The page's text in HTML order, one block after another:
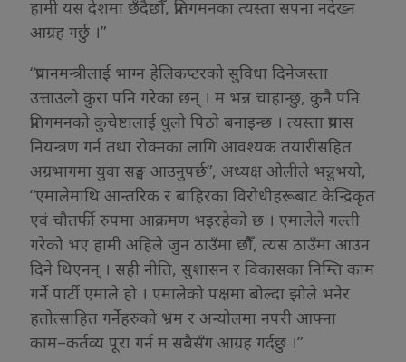
हामी यस देशमा छँदैछौँ, प्रतिगमनका त्यस्ता सपना नदेख्न
आग्रह गर्छु ।”
“प्रधानमन्त्रीलाई भाग्न हेलिकप्टरको सुविधा दिनेजस्ता
उत्ताउलो कुरा पनि गरेका छन् । म भन्न चाहान्छु, कुनै पनि
प्रतिगमनको कुचेष्टालाई धुलो पिठो बनाइन्छ । त्यस्ता प्रयास
नियन्त्रण गर्न तथा रोक्नका लागि आवश्यक तयारीसहित
अग्रभागमा युवा सङ्घ आउनुपर्छ”, अध्यक्ष ओलीले भन्नुभयो,
“एमालेमाथि आन्तरिक र बाहिरका विरोधीहरूबाट केन्द्रिकृत
एवं चौतर्फी रुपमा आक्रमण भइरहेको छ । एमालेले गल्ती
गरेको भए हामी अहिले जुन ठाउँमा छौैँ, त्यस ठाउँमा आउन
दिने थिएनन् । सही नीति, सुशासन र विकासका निम्ति काम
गर्ने पार्टी एमाले हो । एमालेको पक्षमा बोल्दा झोले भनेर
हतोत्साहित गर्नेहरुको भ्रम र अन्योलमा नपरी आफ्ना
काम–कर्तव्य पूरा गर्न म सबैसँग आग्रह गर्दछु ।”